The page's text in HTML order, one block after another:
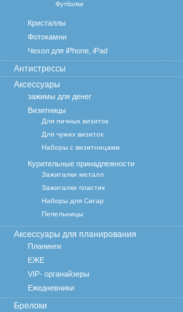
Футболки
Кристаллы
Фотокамни
Чехол для iPhone, iPad
Антистрессы
Аксессуары
зажимы для денег
Визитницы
Для личных визиток
Для чужих визиток
Наборы с визитницами
Курительные принадлежности
Зажигалки металл
Зажигалки пластик
Наборы для Сигар
Пепельницы
Аксессуары для планирования
Планинги
ЕЖЕ
VIP- органайзеры
Ежедневники
Брелоки